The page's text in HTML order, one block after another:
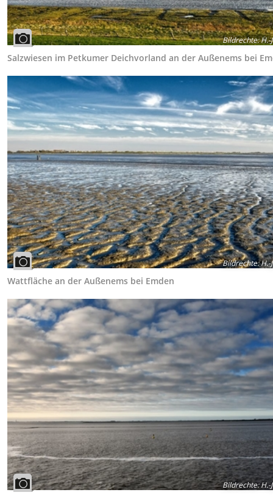
Bildrechte:H.-
Salzwiesen im Petkumer Deichvorland an der Außenems bei
Bildrechte:H.-
Wattfläche an der Außenems bei Emden
Bildrechte:H.-